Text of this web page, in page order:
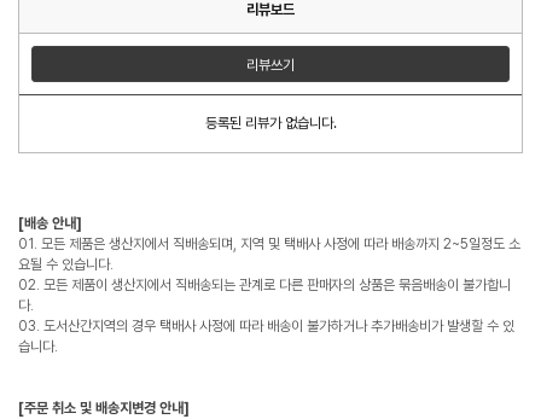
리뷰보드
리뷰쓰기
등록된 리뷰가 없습니다.
[배송 안내]
01. 모든 제품은 생산지에서 직배송되며, 지역 및 택배사 사정에 따라 배송까지 2~5일정도 소
요될 수 있습니다.
02. 모든 제품이 생산지에서 직배송되는 관계로 다른 판매자의 상품은 묶음배송이 불가합니
다.
03. 도서산간지역의 경우 택배사 사정에 따라 배송이 불가하거나 추가배송비가 발생할 수 있
습니다.
[주문 취소 및 배송지변경 안내]